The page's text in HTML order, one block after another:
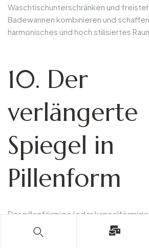
Waschtischunterschränken und
Badewannen kombinieren und
harmonisches und hoch stilisiertes
10. Der
verlängerte
Spiegel in
Pillenform
Der pillenförmige (oder
Mischung aus dem klassischen
Kreis, entwickelt sich schnell zu einem